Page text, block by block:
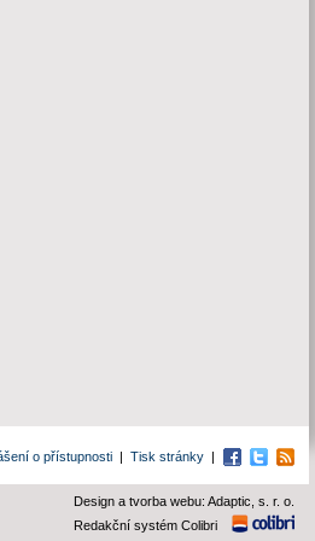
o přístupnosti | Tisk stránky | Facebook
TwitterRSS
Design a tvorba webu: Adaptic, s. r. o.
Redakční systém Colibri